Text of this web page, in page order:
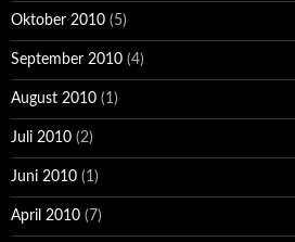
Oktober 2010 (5)
September 2010 (4)
August 2010 (1)
Juli 2010 (2)
Juni 2010 (1)
April 2010 (7)